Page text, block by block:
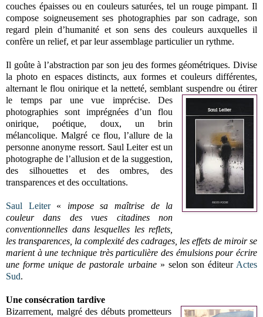
couches épaisses ou en couleurs saturées, tel un rouge pimpant. Il
compose soigneusement ses photographies par son cadrage, son
regard plein d’humanité et son sens des couleurs auxquelles il
confère un relief, et par leur assemblage particulier un rythme.
Il goûte à l’abstraction par son jeu des formes géométriques. Divise
la photo en espaces distincts, aux formes et couleurs différentes,
alternant le flou onirique et la netteté, semblant suspendre ou étirer
le temps par une vue imprécise.Des
photographies sont imprégnées d’un flou
onirique, poétique, doux, un brin
mélancolique. Malgré ce flou, l’allure de la
personne anonyme ressort. Saul Leiter est un
photographe de l’allusion et de la suggestion,
des silhouettes et des ombres, des
transparences et des occultations.
Saul Leiter« impose sa maîtrise de la
couleur dans des vues citadines non
conventionnelles dans lesquelles les reflets,
les transparences, la complexité des cadrages, les effets de miroir se
marient à une technique très particulière des émulsions pour écrire
une forme unique de pastorale urbaine» selon son éditeur Actes
Sud.
Une consécration tardive
Bizarrement, malgré des débuts prometteurs